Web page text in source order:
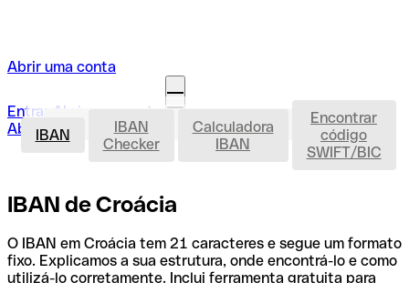
Abrir uma conta
Entrar Abrir uma conta
Abrir a minha conta
IBAN
IBAN
IBAN
Checker
Calculadora
IBAN
Encontrar
código
SWIFT/BIC
IBAN de Croácia
O IBAN em Croácia tem 21 caracteres e segue um formato
fixo. Explicamos a sua estrutura, onde encontrá-lo e como
utilizá-lo corretamente. Inclui ferramenta gratuita para